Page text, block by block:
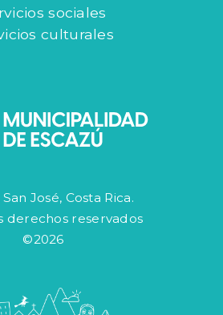
sociales
culturales
San José, Costa Rica.
derechos reservados
©2026